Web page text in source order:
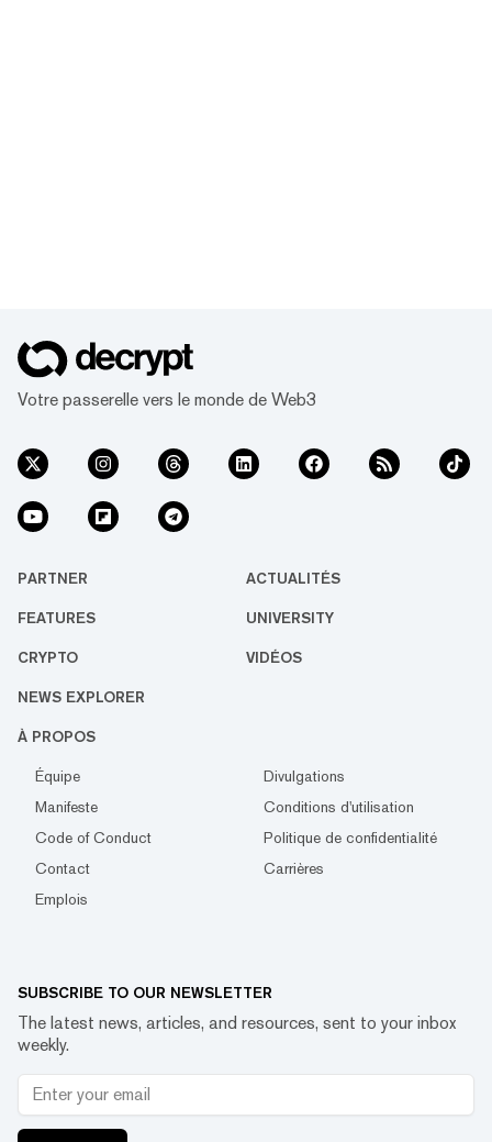
Votre passerelle vers le monde de Web3
PARTNER ACTUALITÉS
FEATURES UNIVERSITY
CRYPTO VIDÉOS
NEWS EXPLORER
À PROPOS
Équipe
Divulgations
Manifeste
Conditions d'utilisation
Code of Conduct
Politique de confidentialité
Contact
Carrières
Emplois
SUBSCRIBE TO OUR NEWSLETTER
The latest news, articles, and resources, sent to your inbox
weekly.